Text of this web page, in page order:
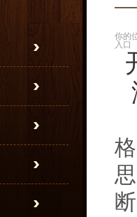
你的
入口